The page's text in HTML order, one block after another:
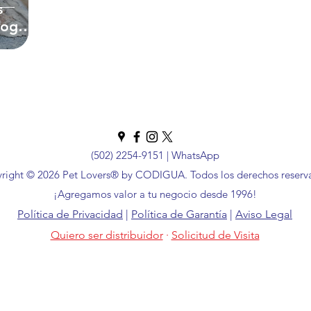
(502) 2254-9151 | WhatsApp
© 2026 Pet Lovers® by CODIGUA. Todos los derechos
¡Agregamos valor a tu negocio desde 1996!
Política de Privacidad | Política de Garantía | Aviso Legal
Quiero ser distribuidor· Solicitud de Visita